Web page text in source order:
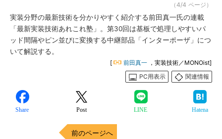
（4/4 ページ）
実装分野の最新技術を分かりやすく紹介する前田真一氏の連載
「最新実装技術あれこれ塾」。第30回は基板で処理しやすいパ
ッド間隔やピン並びに変換する中継部品「インターポーザ」につ
いて解説する。
[ 前田真一 ，実装技術／MONOist]
PC用表示
関連情報
Share Post LINE Hatena
前のページへ